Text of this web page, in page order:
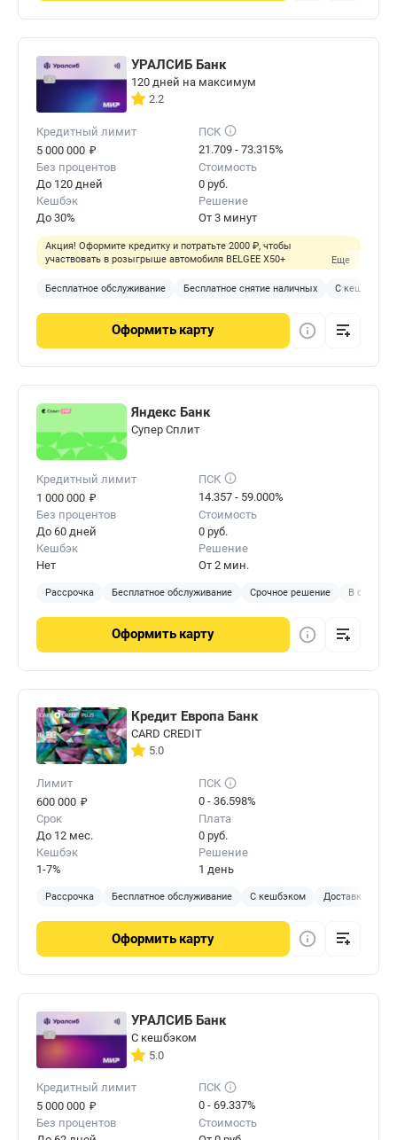
УРАЛСИБ Банк
120 дней на максимум
2.2
Кредитный лимит
5 000 000 ₽
ПСК
21.709 - 73.315%
Без процентов
До 120 дней
Стоимость
0 руб.
Кешбэк
До 30%
Решение
От 3 минут
Акция! Оформите кредитку и потратьте 2000 ₽, чтобы
участвовать в розыгрыше автомобиля BELGEE X50+
Еще
Бесплатное обслуживание Бесплатное снятие наличных С кешбэком
Оформить карту
Яндекс Банк
Cупер Сплит
Кредитный лимит
1 000 000 ₽
ПСК
14.357 - 59.000%
Без процентов
До 60 дней
Стоимость
0 руб.
Кешбэк
Нет
Решение
От 2 мин.
Рассрочка Бесплатное обслуживание Срочное решение В
Оформить карту
Кредит Европа Банк
CARD CREDIT
5.0
Лимит
600 000 ₽
ПСК
0 - 36.598%
Срок
До 12 мес.
Плата
0 руб.
Кешбэк
1-7%
Решение
1 день
Рассрочка Бесплатное обслуживание С кешбэком Доставка на
Оформить карту
УРАЛСИБ Банк
С кешбэком
5.0
Кредитный лимит
5 000 000 ₽
ПСК
0 - 69.337%
Без процентов
Стоимость